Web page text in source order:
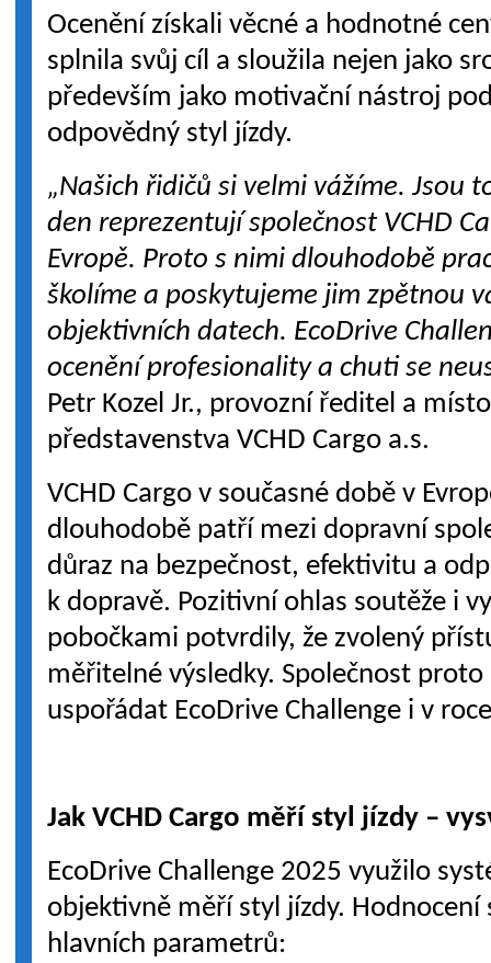
Ocenění získali věcné a hodnotné
splnila svůj cíl a sloužila nejen jako
především jako motivační nástroj
odpovědný styl jízdy.
„Našich řidičů si velmi vážíme. Jsou
den reprezentují společnost VCHD
Evropě. Proto s nimi dlouhodobě
školíme a poskytujeme jim zpětnou
objektivních datech. EcoDrive
ocenění profesionality a chuti se
Petr Kozel Jr., provozní ředitel a
představenstva VCHD Cargo a.s.
VCHD Cargo v současné době v
dlouhodobě patří mezi dopravní
důraz na bezpečnost, efektivitu a
k dopravě. Pozitivní ohlas soutěže i
pobočkami potvrdily, že zvolený
měřitelné výsledky. Společnost
uspořádat EcoDrive Challenge i v
Jak VCHD Cargo měří styl jízdy –
EcoDrive Challenge 2025 využilo
objektivně měří styl jízdy. Hodnocení
hlavních parametrů: